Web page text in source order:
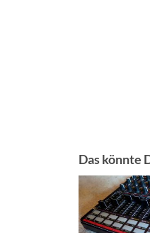
Das könnte